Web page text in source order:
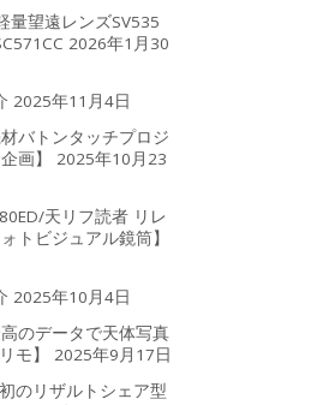
量望遠レンズSV535
2026年1月30
2025年11月4日
バトンタッチプロジ
画】
2025年10月23
天リフ読者 リレ
トビジュアル鏡筒】
2025年10月4日
のデータで天体写真
モ】
2025年9月17日
のリザルトシェア型